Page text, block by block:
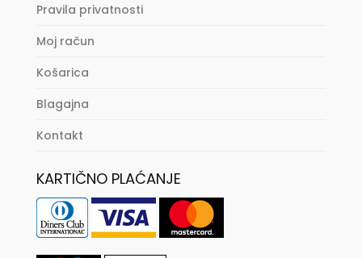
Pravila privatnosti
Moj račun
Košarica
Blagajna
Kontakt
KARTIČNO PLAĆANJE